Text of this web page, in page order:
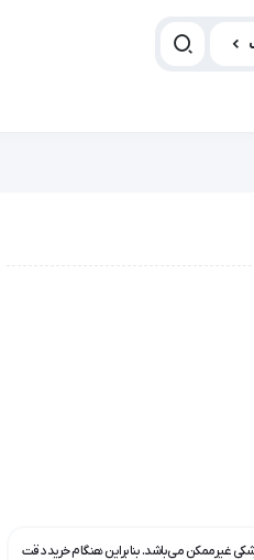
غیرممکن می‌باشد. بنابراین هنگام خرید دقت